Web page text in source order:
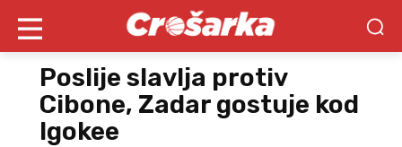
Poslije slavlja protiv
Cibone, Zadar gostuje kod
Igokee